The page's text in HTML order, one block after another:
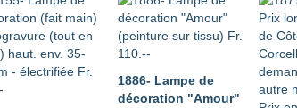
1886- Lampe de
décoration "Amour"